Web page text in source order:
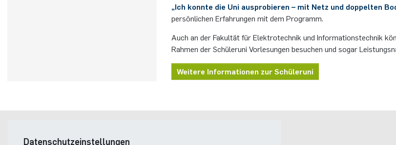
„Ich konnte die Uni ausprobieren – mit Netz und doppelten
persönlichen Erfahrungen mit dem Programm.
Auch an der Fakultät für Elektrotechnik und Informationstechnik
Rahmen der Schüleruni Vorlesungen besuchen und sogar
Weitere Informationen zur Schüleruni
Datenschutzeinstellungen